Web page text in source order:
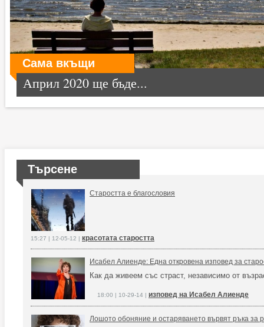
Сама вкъщи
Април 2020 ще бъде...
Търсене
Старостта е благословия
15:27 | 12-05-12 | красотата старостта
Исабел Алиенде: Една откровена изповед за
Как да живеем със страст, независимо от
18:00 | 10-29-14 | изповед на Исабел Алиенде
Лошото обоняние и остаряването вървят ръка за